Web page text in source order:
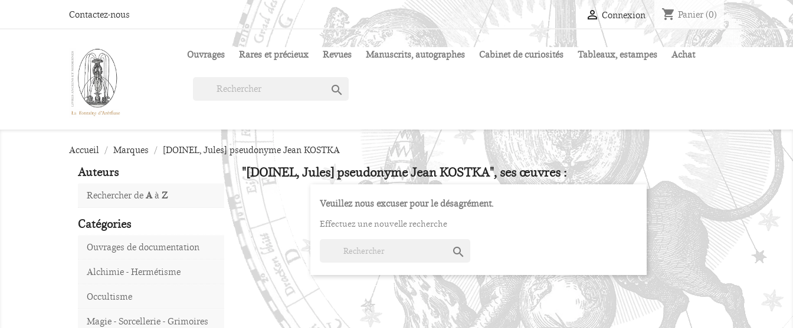
Contactez-nous  Connexion shopping_cart Panier(0)
Ouvrages Rares et précieux Revues Manuscrits, autographes Cabinet de curiosités Tableaux, estampes Achat

Accueil Marques [DOINEL, Jules] pseudonyme Jean KOSTKA
Auteurs
Rechercher deAàZ
Catégories
Ouvrages de documentation
Alchimie - Hermétisme
Occultisme
Magie - Sorcellerie - Grimoires
"[DOINEL, Jules] pseudonyme Jean KOSTKA", ses œuvres :
Veuillez nous excuser pour le désagrément.
Effectuez une nouvelle recherche
